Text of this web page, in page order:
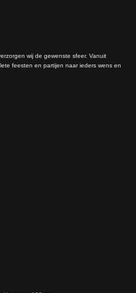
wij de gewenste sfeer. Vanuit
feesten en partijen naar ieders wens en